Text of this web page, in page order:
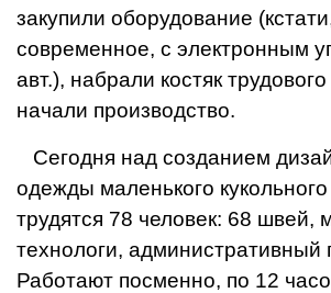
закупили оборудование
современное, с электронным
авт.), набрали костяк
начали производство.
Сегодня над созданием
одежды маленького
трудятся 78 человек: 68 швей,
технологи, административный
Работают посменно, по 12